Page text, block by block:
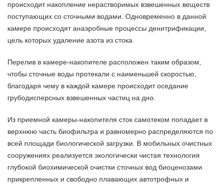
происходит накопление нерастворимых взвешенных веществ
поступающих со сточными водами. Одновременно в данной
камере происходят анаэробные процессы денитрификации,
цель которых удаление азота из стока.
Перелив в камере-накопителе расположен таким образом,
чтобы сточные воды протекали с наименьшей скоростью,
благодаря чему в каждой камере происходит оседание
грубодисперсных взвешенных частиц на дно.
Из приемной камеры-накопителя сток самотеком попадает в
верхнюю часть биофильтра и равномерно распределяются по
всей площади биологической загрузки. В мобильных очистных
сооружениях реализуется экологически чистая технология
глубокой биохимической очистки сточных вод биоценозами
прикрепленных и свободно плавающих автотрофных и